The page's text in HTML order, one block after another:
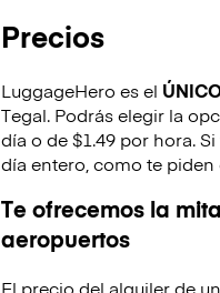
Precios
LuggageHero es el
Tegal. Podrás elegir la
día o de $1.49 por hora.
día entero, como te
Te ofrecemos la
aeropuertos
El precio del alquiler de